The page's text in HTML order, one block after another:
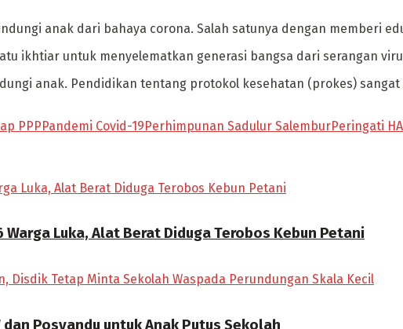
anak dari bahaya corona. Salah satunya dengan memberi
ikhtiar untuk menyelematkan generasi bangsa dari serangan
anak. Pendidikan tentang protokol kesehatan (prokes)
PPP Pandemi Covid-19 Perhimpunan Sadulur SalemburPeringati
Luka, Alat Berat Diduga Terobos Kebun Petani
Posyandu untuk Anak Putus Sekolah